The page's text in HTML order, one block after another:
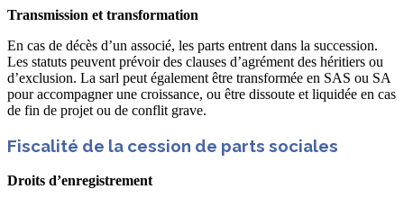
Transmission et transformation
En cas de décès d’un associé, les parts entrent dans la succession.
Les statuts peuvent prévoir des clauses d’agrément des héritiers ou
d’exclusion. La sarl peut également être transformée en SAS ou SA
pour accompagner une croissance, ou être dissoute et liquidée en cas
de fin de projet ou de conflit grave.
Fiscalité de la cession de parts sociales
Droits d’enregistrement